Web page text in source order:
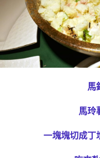
馬
馬玲
一塊塊切成丁